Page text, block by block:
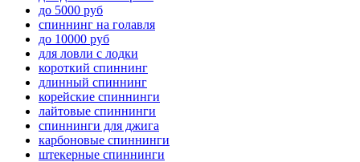
до 5000 руб
спиннинг на голавля
до 10000 руб
для ловли с лодки
короткий спиннинг
длинный спиннинг
корейские спиннинги
лайтовые спиннинги
спиннинги для джига
карбоновые спиннинги
штекерные спиннинги